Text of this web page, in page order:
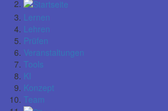
Lernen
Lehren
Prüfen
Veranstaltungen
Tools
KI
Konzept
Team